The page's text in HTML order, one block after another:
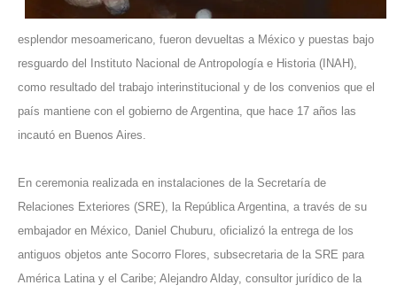
esplendor mesoamericano, fueron devueltas a México y puestas bajo
resguardo del Instituto Nacional de Antropología e Historia (INAH),
como resultado del trabajo interinstitucional y de los convenios que el
país mantiene con el gobierno de Argentina, que hace 17 años las
incautó en Buenos Aires.
En ceremonia realizada en instalaciones de la Secretaría de
Relaciones Exteriores (SRE), la República Argentina, a través de su
embajador en México, Daniel Chuburu, oficializó la entrega de los
antiguos objetos ante Socorro Flores, subsecretaria de la SRE para
América Latina y el Caribe; Alejandro Alday, consultor jurídico de la